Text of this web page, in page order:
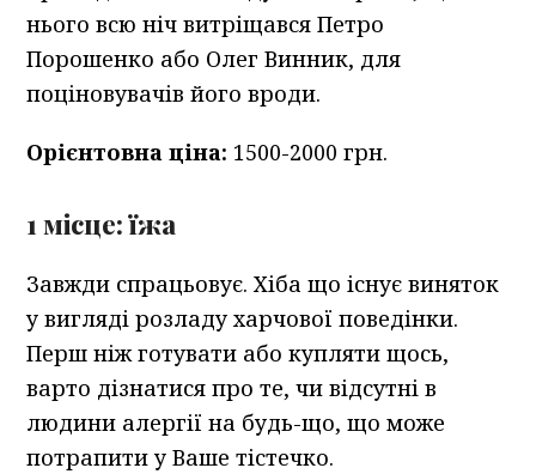
нього всю ніч витріщався Петро
Порошенко або Олег Винник, для
поціновувачів його вроди.
Орієнтовна ціна: 1500-2000 грн.
1 місце: їжа
Завжди спрацьовує. Хіба що існує виняток
у вигляді розладу харчової поведінки.
Перш ніж готувати або купляти щось,
варто дізнатися про те, чи відсутні в
людини алергії на будь-що, що може
потрапити у Ваше тістечко.